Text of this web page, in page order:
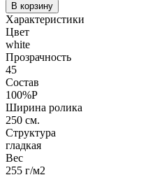
В корзину
Характеристики
Цвет
white
Прозрачность
45
Состав
100%P
Ширина ролика
250 см.
Структура
гладкая
Вес
255 г/м2